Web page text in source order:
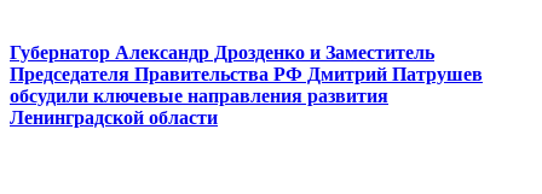
Губернатор Александр Дрозденко и Заместитель
Председателя Правительства РФ Дмитрий Патрушев
обсудили ключевые направления развития
Ленинградской области